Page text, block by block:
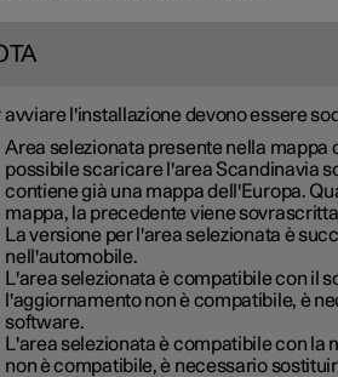
avviare l'installazione devono essere
Area selezionata presente nella mappa
possibile scaricare l'area Scandinavia
contiene già una mappa dell'Europa.
mappa, la precedente viene
La versione per l'area selezionata è
nell'automobile.
L'area selezionata è compatibile con il
l'aggiornamento non è compatibile, è
software.
L'area selezionata è compatibile con la
non è compatibile, è necessario